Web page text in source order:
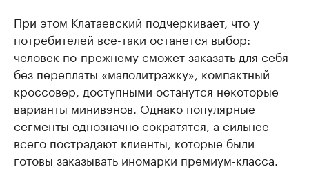
При этом Клатаевский подчеркивает, что у
потребителей все-таки останется выбор:
человек по-прежнему сможет заказать для себя
без переплаты «малолитражку», компактный
кроссовер, доступными останутся некоторые
варианты минивэнов. Однако популярные
сегменты однозначно сократятся, а сильнее
всего пострадают клиенты, которые были
готовы заказывать иномарки премиум-класса.